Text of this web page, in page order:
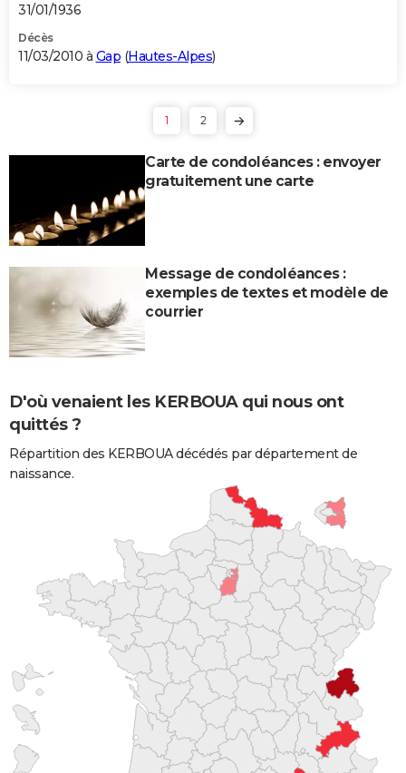
31/01/1936
Décès
11/03/2010 à Gap (Hautes-Alpes)
1 2
Carte de condoléances : envoyer
gratuitement une carte
Message de condoléances :
exemples de textes et modèle de
courrier
D'où venaient les KERBOUA qui nous ont
quittés ?
Répartition des KERBOUA décédés par département de
naissance.